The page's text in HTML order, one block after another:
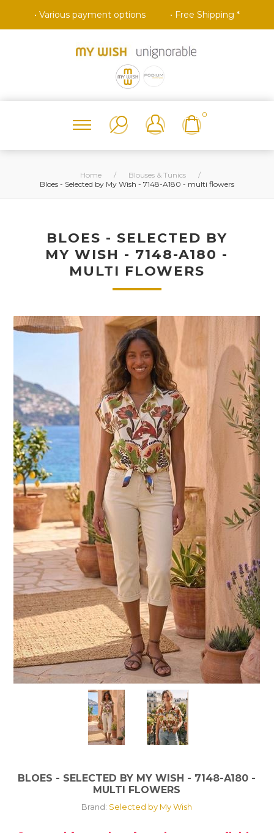
• Various payment options • Free Shipping *
0
Home / Blouses & Tunics
/
Bloes - Selected by My Wish - 7148-A180 - multi flowers
BLOES - SELECTED BY
MY WISH - 7148-A180 -
MULTI FLOWERS
BLOES - SELECTED BY MY WISH - 7148-A180 -
MULTI FLOWERS
Brand: Selected by My Wish